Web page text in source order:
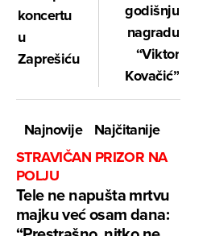
koncertu
u
Zaprešiću
godišnju
nagradu
“Viktor
Kovačić”
Najnovije
Najčitanije
STRAVIČAN PRIZOR NA
POLJU
Tele ne napušta mrtvu
majku već osam dana: